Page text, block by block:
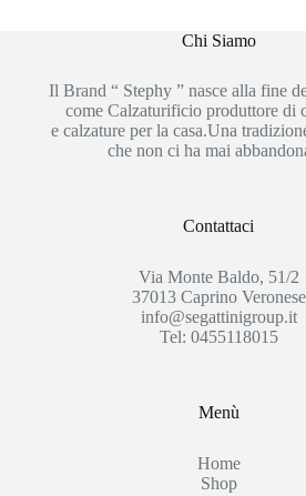
Chi Siamo
Il Brand “ Stephy ” nasce alla fine
come Calzaturificio produttore di
e calzature per la casa.Una
che non ci ha mai
Contattaci
Via Monte Baldo, 51/2
37013 Caprino Veronese
info@segattinigroup.it
Tel: 0455118015
Menù
Home
Shop